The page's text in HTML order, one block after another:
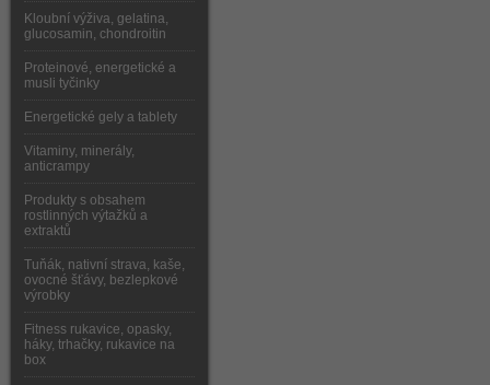
Kloubní výživa, gelatina,
glucosamin, chondroitin
Proteinové, energetické a
musli tyčinky
Energetické gely a tablety
Vitaminy, minerály,
anticrampy
Produkty s obsahem
rostlinných výtažků a
extraktů
Tuňák, nativní strava, kaše,
ovocné šťávy, bezlepkové
výrobky
Fitness rukavice, opasky,
háky, trhačky, rukavice na
box